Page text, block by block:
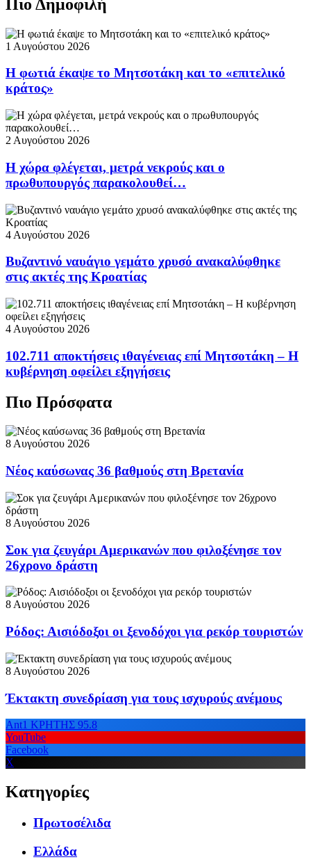
Πιο Δημοφιλή
1 Αυγούστου 2026
Η φωτιά έκαψε το Μητσοτάκη και το «επιτελικό
κράτος»
2 Αυγούστου 2026
Η χώρα φλέγεται, μετρά νεκρούς και ο
πρωθυπουργός παρακολουθεί…
4 Αυγούστου 2026
Βυζαντινό ναυάγιο γεμάτο χρυσό ανακαλύφθηκε
στις ακτές της Κροατίας
4 Αυγούστου 2026
102.711 αποκτήσεις ιθαγένειας επί Μητσοτάκη – Η
κυβέρνηση οφείλει εξηγήσεις
Πιο Πρόσφατα
8 Αυγούστου 2026
Νέος καύσωνας 36 βαθμούς στη Βρετανία
8 Αυγούστου 2026
Σοκ για ζευγάρι Αμερικανών που φιλοξένησε τον
26χρονο δράστη
8 Αυγούστου 2026
Ρόδος: Αισιόδοξοι οι ξενοδόχοι για ρεκόρ τουριστών
8 Αυγούστου 2026
Έκτακτη συνεδρίαση για τους ισχυρούς ανέμους
Ant1 ΚΡΗΤΗΣ 95.8
YouTube
Facebook
X
Κατηγορίες
Πρωτοσέλιδα
Ελλάδα